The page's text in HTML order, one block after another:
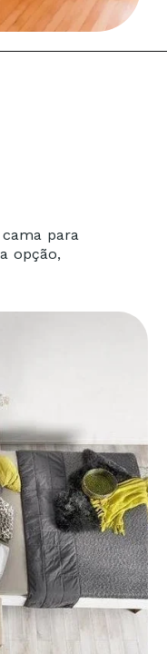
para
opção,